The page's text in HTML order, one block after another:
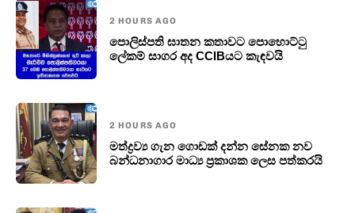
2 HOURS AGO
පොලි­ස්ප­ති ඝාතන කතාවට පොහොට්ටු
ලේකම් සාගර අද CCIBයට කැඳවයි
2 HOURS AGO
මත්ද්‍රව්‍ය ගැන ගොඩක් දන්න සේනක නව
බන්ධනාගාර මාධ්‍ය ප්‍රකාශක ලෙස පත්කරයි